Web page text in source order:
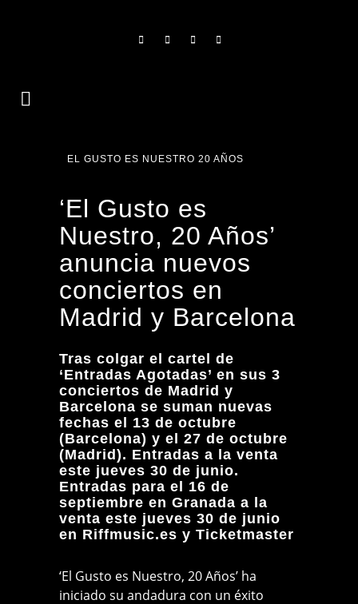
EL GUSTO ES NUESTRO 20 AÑOS
‘El Gusto es
Nuestro, 20 Años’
anuncia nuevos
conciertos en
Madrid y Barcelona
Tras colgar el cartel de
‘Entradas Agotadas’ en sus 3
conciertos de Madrid y
Barcelona se suman nuevas
fechas el 13 de octubre
(Barcelona) y el 27 de octubre
(Madrid). Entradas a la venta
este jueves 30 de junio.
Entradas para el 16 de
septiembre en Granada a la
venta este jueves 30 de junio
en Riffmusic.es y Ticketmaster
‘El Gusto es Nuestro, 20 Años’ ha
iniciado su andadura con un éxito